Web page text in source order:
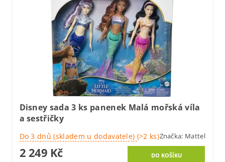
Disney sada 3 ks panenek Malá mořská víla
a sestřičky
Do 3 dnů (skladem u dodavatele) (>2 ks)Značka: Mattel
2 249 Kč